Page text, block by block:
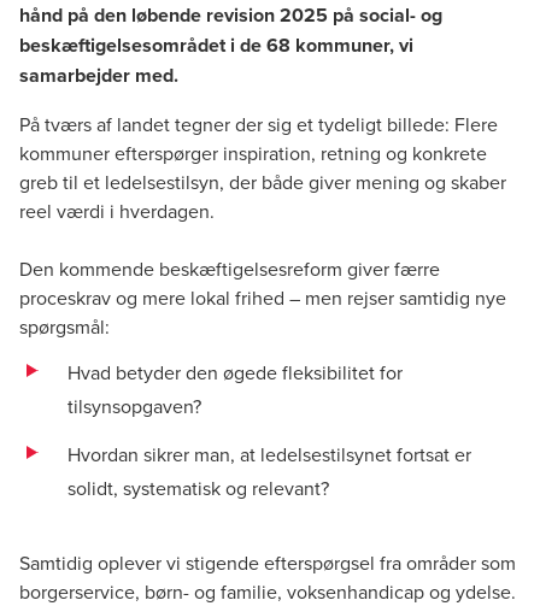
hånd på den løbende revision 2025 på social- og
beskæftigelsesområdet i de 68 kommuner, vi
samarbejder med.
På tværs af landet tegner der sig et tydeligt billede: Flere
kommuner efterspørger inspiration, retning og konkrete
greb til et ledelsestilsyn, der både giver mening og skaber
reel værdi i hverdagen.
Den kommende beskæftigelsesreform giver færre
proceskrav og mere lokal frihed – men rejser samtidig nye
spørgsmål:
Hvad betyder den øgede fleksibilitet for
tilsynsopgaven?
Hvordan sikrer man, at ledelsestilsynet fortsat er
solidt, systematisk og relevant?
Samtidig oplever vi stigende efterspørgsel fra områder som
borgerservice, børn- og familie, voksenhandicap og ydelse.